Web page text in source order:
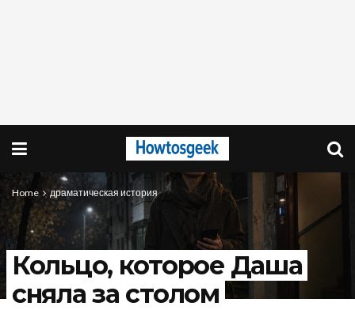
Home драматическая история
Кольцо, которое Даша
сняла за столом